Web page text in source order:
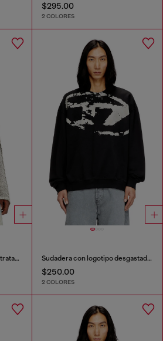
$295.00
2 COLORES
Cárdigan de punto trenzado tratado Sudadera con logotipo desgastado en relieve
$250.00
2 COLORES